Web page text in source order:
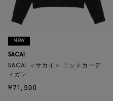
NEW
SACAI
SACAI ＜サカイ＞ ニットカーデ
ィガン
¥71,500